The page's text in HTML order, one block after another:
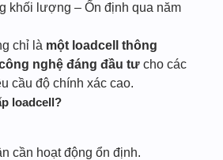
khối lượng – Ổn định qua năm
chỉ là một loadcell thông
nghệ đáng đầu tư cho các
cầu độ chính xác cao.​
loadcell?
cần hoạt động ổn định.